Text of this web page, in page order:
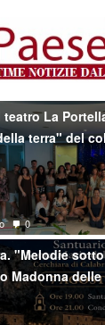
teatro La
terra" del
0
"Melodie
Madonna delle